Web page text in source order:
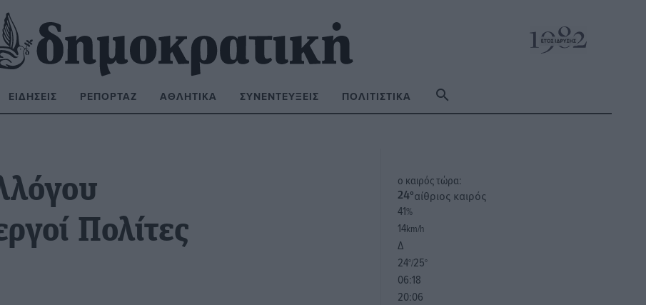
ΕΙΔΉΣΕΙΣ ΡΕΠΟΡΤΆΖ ΑΘΛΗΤΙΚΆ ΣΥΝΕΝΤΕΎΞΕΙΣ ΠΟΛΙΤΙΣΤΙΚΆ
Πολίτες
o καιρός τώρα:
24°αίθριος καιρός
41%
14km/h
Δ
24°/25°
06:18
20:06